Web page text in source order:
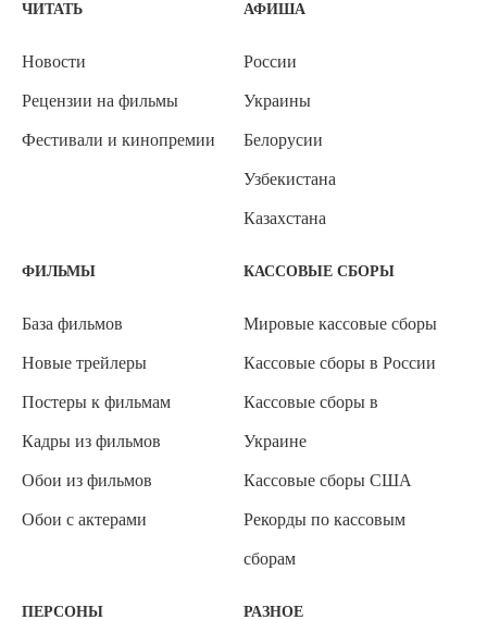
ЧИТАТЬ
Новости
Рецензии на фильмы
Фестивали и кинопремии
АФИША
России
Украины
Белорусии
Узбекистана
Казахстана
ФИЛЬМЫ
База фильмов
Новые трейлеры
Постеры к фильмам
Кадры из фильмов
Обои из фильмов
Обои с актерами
КАССОВЫЕ СБОРЫ
Мировые кассовые сборы
Кассовые сборы в России
Кассовые сборы в
Украине
Кассовые сборы США
Рекорды по кассовым
сборам
ПЕРСОНЫ РАЗНОЕ